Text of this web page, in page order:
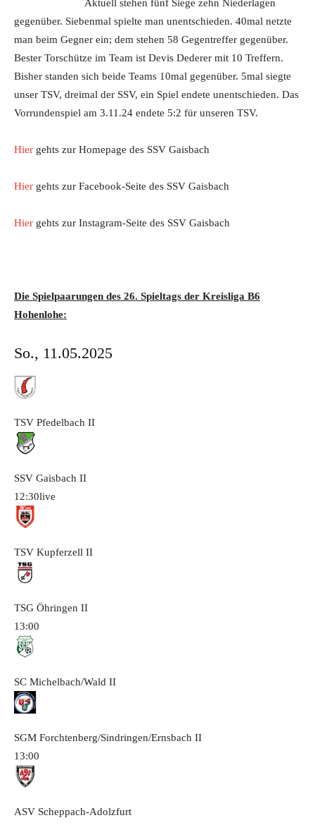
Aktuell stehen fünf Siege zehn Niederlagen
gegenüber. Siebenmal spielte man unentschieden. 40mal netzte
man beim Gegner ein; dem stehen 58 Gegentreffer gegenüber.
Bester Torschütze im Team ist Devis Dederer mit 10 Treffern.
Bisher standen sich beide Teams 10mal gegenüber. 5mal siegte
unser TSV, dreimal der SSV, ein Spiel endete unentschieden. Das
Vorrundenspiel am 3.11.24 endete 5:2 für unseren TSV.
Hier gehts zur Homepage des SSV Gaisbach
Hier gehts zur Facebook-Seite des SSV Gaisbach
Hier gehts zur Instagram-Seite des SSV Gaisbach
Die Spielpaarungen des 26. Spieltags der Kreisliga B6
Hohenlohe:
So., 11.05.2025
TSV Pfedelbach II
SSV Gaisbach II
12:30live
TSV Kupferzell II
TSG Öhringen II
13:00
SC Michelbach/Wald II
SGM Forchtenberg/Sindringen/Ernsbach II
13:00
ASV Scheppach-Adolzfurt